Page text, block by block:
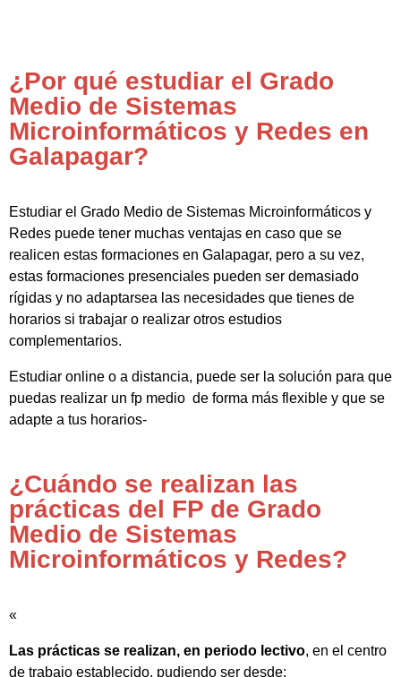
¿Por qué estudiar el Grado
Medio de Sistemas
Microinformáticos y Redes en
Galapagar?
Estudiar el Grado Medio de Sistemas Microinformáticos y
Redes puede tener muchas ventajas en caso que se
realicen estas formaciones en Galapagar, pero a su vez,
estas formaciones presenciales pueden ser demasiado
rígidas y no adaptarsea las necesidades que tienes de
horarios si trabajar o realizar otros estudios
complementarios.
Estudiar online o a distancia, puede ser la solución para que
puedas realizar un fp medio de forma más flexible y que se
adapte a tus horarios-
¿Cuándo se realizan las
prácticas del FP de Grado
Medio de Sistemas
Microinformáticos y Redes?
«
Las prácticas se realizan, en periodo lectivo, en el centro
de trabajo establecido, pudiendo ser desde: